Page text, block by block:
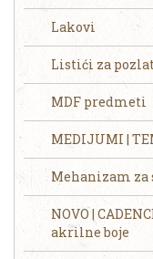
Lakovi
Listići za
MDF predmeti
MEDIJUMI |
Mehanizam za
NOVO |
akrilne boje